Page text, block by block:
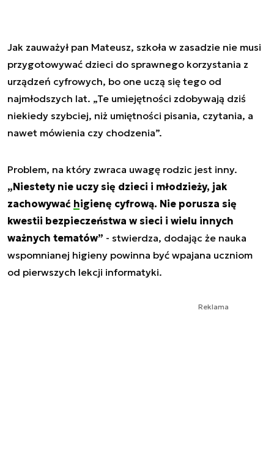
Jak zauważył pan Mateusz, szkoła w zasadzie nie musi
przygotowywać dzieci do sprawnego korzystania z
urządzeń cyfrowych, bo one uczą się tego od
najmłodszych lat. „Te umiejętności zdobywają dziś
niekiedy szybciej, niż umiętności pisania, czytania, a
nawet mówienia czy chodzenia”.
Problem, na który zwraca uwagę rodzic jest inny.
„Niestety nie uczy się dzieci i młodzieży, jak
zachowywać higienę cyfrową. Nie porusza się
kwestii bezpieczeństwa w sieci i wielu innych
ważnych tematów” - stwierdza, dodając że nauka
wspomnianej higieny powinna być wpajana uczniom
od pierwszych lekcji informatyki.
Reklama